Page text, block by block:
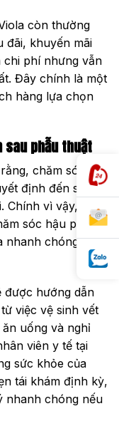
còn thường
đãi, khuyến mãi
chi phí nhưng vẫn
Đây chính là một
hàng lựa chọn
sau phẫu thuật
chăm sóc sau
định đến sự
Chính vì vậy, Viola
sóc hậu phẫu,
nhanh chóng và
được hướng dẫn
việc vệ sinh vết
uống và nghỉ
viên y tế tại
sức khỏe của
tái khám định kỳ,
nhanh chóng nếu